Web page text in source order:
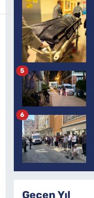
5
6
Geçen Yıl